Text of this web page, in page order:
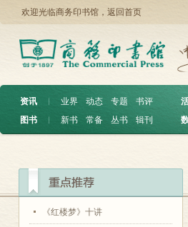
欢迎光临商务印书馆， 返回首页
资讯 ︱ 业界 动态 专题
书评
图书
︱ 新书 常备 丛书 辑刊
《红楼梦》十讲